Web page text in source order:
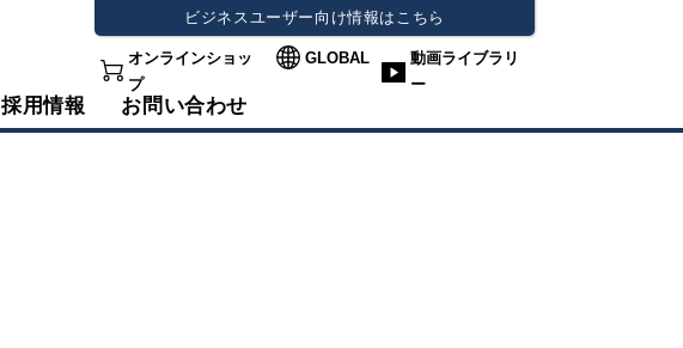
ビジネスユーザー向け情報はこちら
オンラインショッ
プ
GLOBAL
動画ライブラリ
ー
採用情報 お問い合わせ